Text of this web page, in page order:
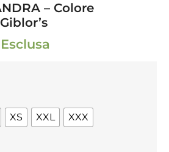
– Colore
XS XXL XXX